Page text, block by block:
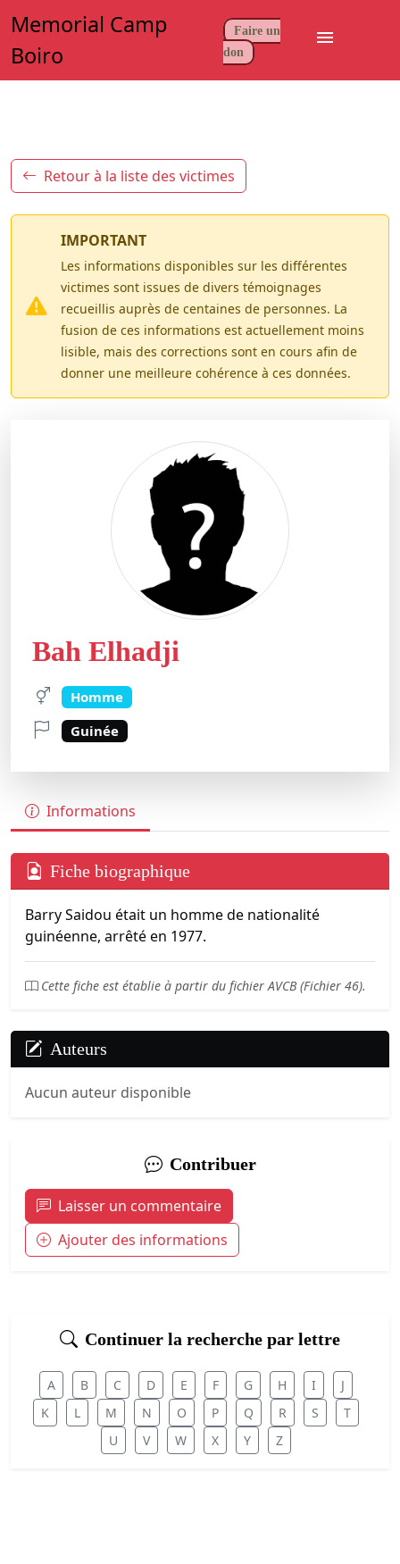
Memorial Camp
Boiro
Faire un
don
menu
Retour à la liste des victimes
IMPORTANT
Les informations disponibles sur les différentes
victimes sont issues de divers témoignages
recueillis auprès de centaines de personnes. La
fusion de ces informations est actuellement moins
lisible, mais des corrections sont en cours afin de
donner une meilleure cohérence à ces données.
Bah Elhadji
Homme
Guinée
Informations
Fiche biographique
Barry Saidou était un homme de nationalité
guinéenne, arrêté en 1977.
Cette fiche est établie à partir du fichier AVCB (Fichier 46).
Auteurs
Aucun auteur disponible
Contribuer
Laisser un commentaire
Ajouter des informations
Continuer la recherche par lettre
A B C D E F G H I
J
K
L M N O P Q R S
T
U
V W X Y Z